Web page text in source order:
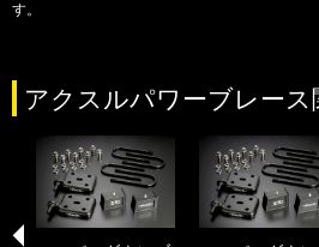
す。
アクスルパワーブレース